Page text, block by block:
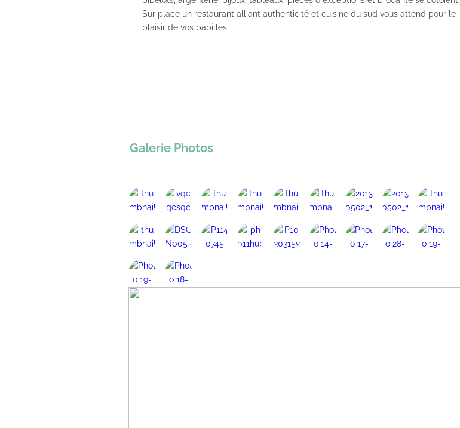
Sur place un restaurant alliant authenticité et cuisine du sud vous attend pour le
plaisir de vos papilles.
Galerie Photos